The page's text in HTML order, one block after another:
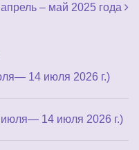
– май 2025 года
14 июля 2026 г.)
июля— 14 июля 2026 г.)